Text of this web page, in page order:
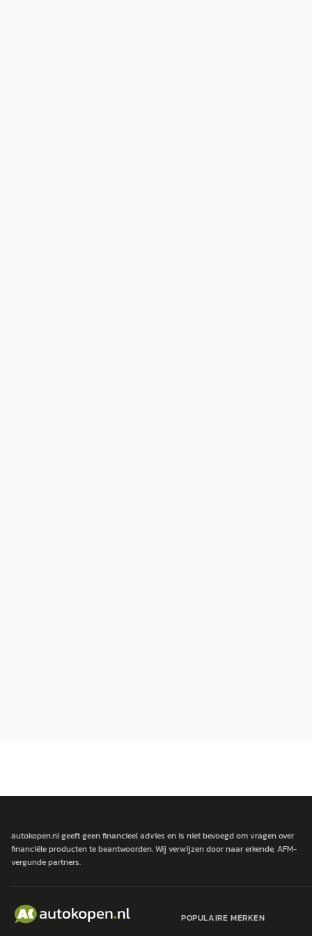
autokopen.nl geeft geen financieel advies en is niet bevoegd om vragen over
financiële producten te beantwoorden. Wij verwijzen door naar erkende, AFM-
vergunde partners.
POPULAIRE MERKEN